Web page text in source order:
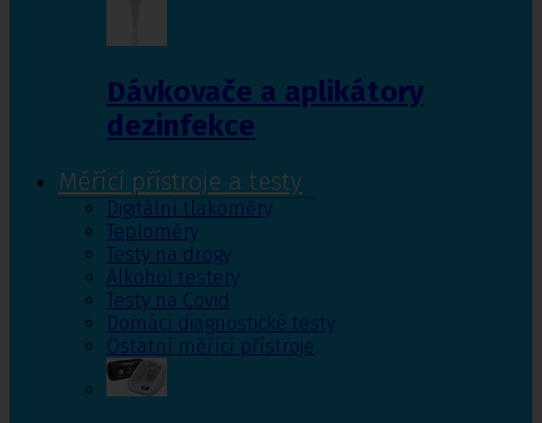
Dávkovače a aplikátory
dezinfekce
Měřící přístroje a testy
Digitální tlakoměry
Teploměry
Testy na drogy
Alkohol testery
Testy na Covid
Domácí diagnostické testy
Ostatní měřící přístroje